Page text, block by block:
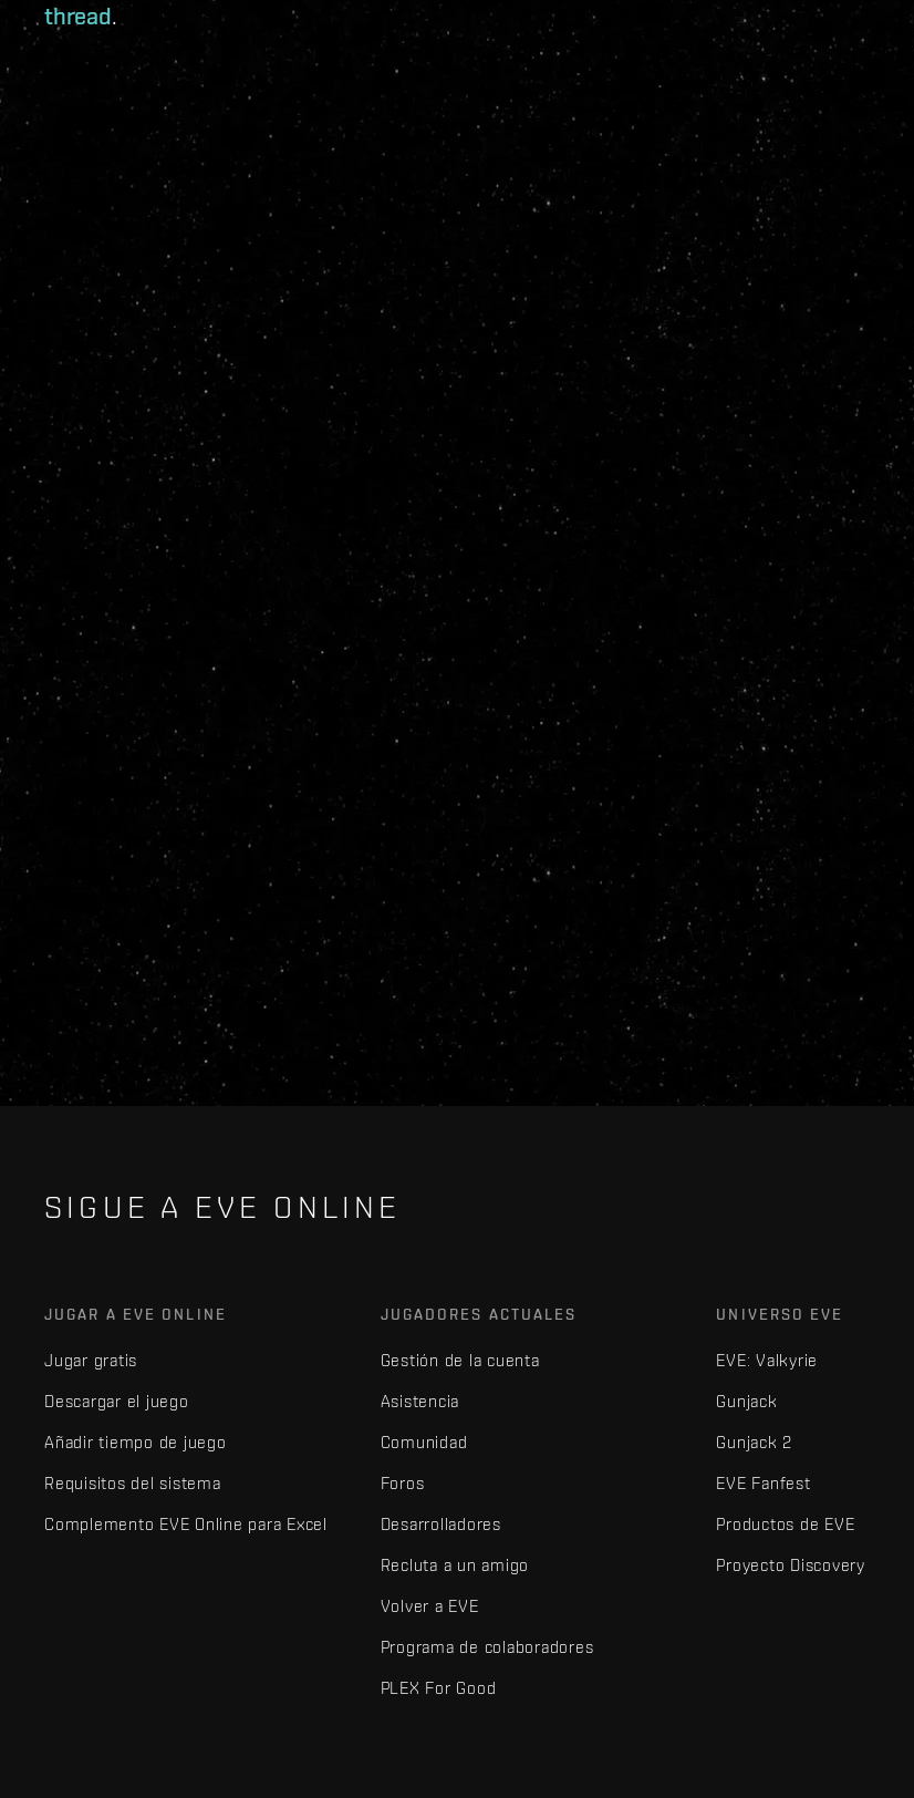
thread.
SIGUE A EVE ONLINE
JUGAR A EVE ONLINE
Jugar gratis
Descargar el juego
Añadir tiempo de juego
Requisitos del sistema
Complemento EVE Online para Excel
JUGADORES ACTUALES
Gestión de la cuenta
Asistencia
Comunidad
Foros
Desarrolladores
Recluta a un amigo
Volver a EVE
Programa de colaboradores
PLEX For Good
UNIVERSO EVE
EVE: Valkyrie
Gunjack
Gunjack 2
EVE Fanfest
Productos de EVE
Proyecto Discovery